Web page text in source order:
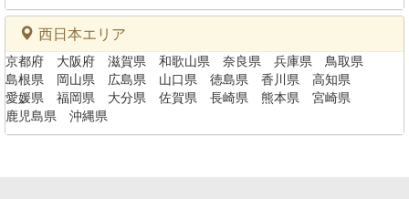
西日本エリア
京都府 大阪府 滋賀県 和歌山県 奈良県 兵庫県
鳥取県
島根県
岡山県 広島県 山口県 徳島県 香川県
高知県
愛媛県
福岡県 大分県 佐賀県 長崎県 熊本県
宮崎県
鹿児島県
沖縄県